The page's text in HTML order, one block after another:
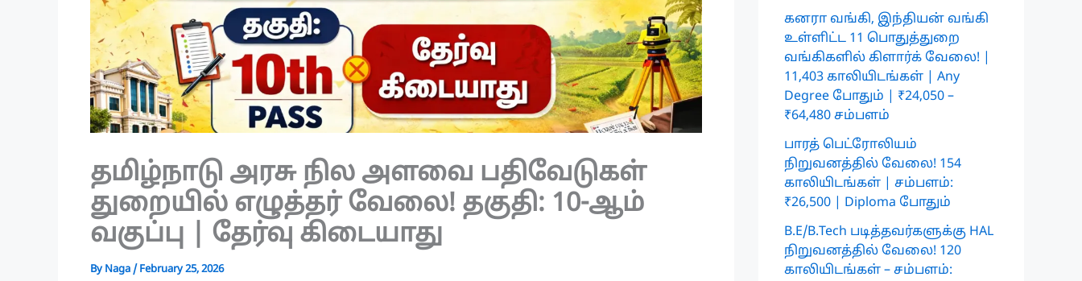
தமிழ்நாடு அரசு நில அளவை பதிவேடுகள்
துறையில் எழுத்தர் வேலை! தகுதி: 10-ஆம்
வகுப்பு | தேர்வு கிடையாது
By Naga/ February 25, 2026
கனரா வங்கி, இந்தியன் வங்கி
உள்ளிட்ட 11 பொதுத்துறை
வங்கிகளில் கிளார்க் வேலை! |
11,403 காலியிடங்கள் | Any
Degree போதும் | ₹24,050 –
₹64,480 சம்பளம்
பாரத் பெட்ரோலியம்
நிறுவனத்தில் வேலை! 154
காலியிடங்கள் | சம்பளம்:
₹26,500 | Diploma போதும்
B.E/B.Tech படித்தவர்களுக்கு HAL
நிறுவனத்தில் வேலை! 120
காலியிடங்கள் – சம்பளம்: